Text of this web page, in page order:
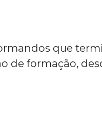
que
de formação,